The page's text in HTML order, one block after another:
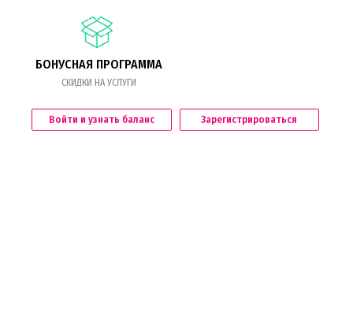
БОНУСНАЯ ПРОГРАММА
СКИДКИ НА УСЛУГИ
Войти и узнать баланс Зарегистрироваться